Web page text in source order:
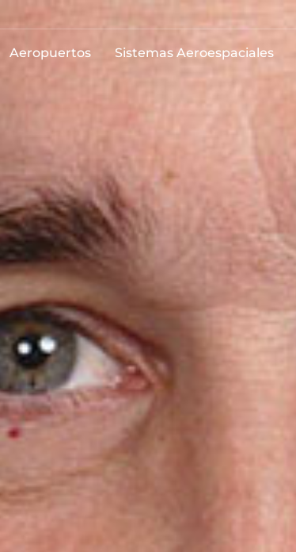
Aeropuertos Sistemas Aeroespaciales